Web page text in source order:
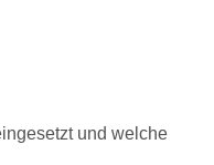
und welche